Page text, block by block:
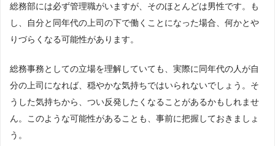
総務部には必ず管理職がいますが、そのほとんどは男性です。も
し、自分と同年代の上司の下で働くことになった場合、何かとや
りづらくなる可能性があります。
総務事務としての立場を理解していても、実際に同年代の人が自
分の上司になれば、穏やかな気持ちではいられないでしょう。そ
うした気持ちから、つい反発したくなることがあるかもしれませ
ん。このような可能性があることも、事前に把握しておきましょ
う。